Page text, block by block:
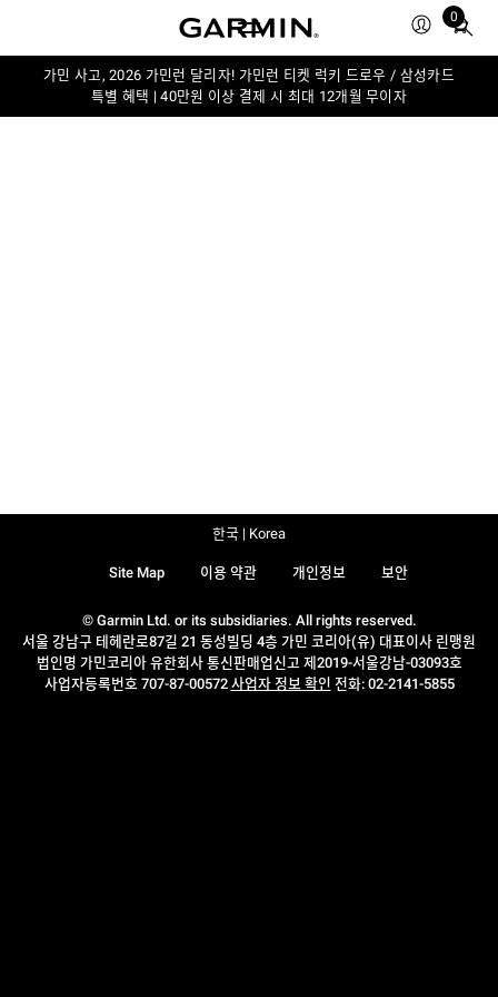
0
Total
in
가민 사고, 2026 가민런 달리자! 가민런 티켓 럭키 드로우 / 삼성카드
특별 혜택 | 40만원 이상 결제 시 최대 12개월 무이자
© Garmin Ltd. or its subsidiaries. All rights reserved.
서울 강남구 테헤란로87길 21 동성빌딩 4층 가민 코리아(유) 대표이사 린맹원
법인명 가민코리아 유한회사 통신판매업신고 제2019-서울강남-03093호
사업자등록번호 707-87-00572 사업자 정보 확인 전화: 02-2141-5855
Site Map 이용 약관 개인정보 보안
한국 | Korea